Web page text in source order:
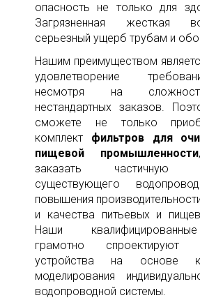
опасность не только для
Загрязненная жесткая
серьезный ущерб трубам и
Нашим преимуществом
удовлетворение
несмотря на
нестандартных заказов.
сможете не только
комплект фильтров для
пищевой промышленности
заказать частичную
существующего
повышения
и качества питьевых и
Наши
грамотно спроектируют
устройства на основе
моделирования
водопроводной системы.